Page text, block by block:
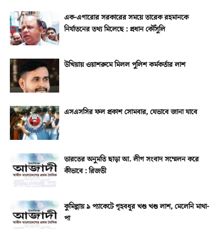
এক-এগারোর সরকারের সময়ে তারেক রহমানকে
নির্যাতনের তথ্য মিলেছে : প্রধান কৌঁসুলি
উখিয়ায় ওয়াশরুমে মিলল পুলিশ কর্মকর্তার লাশ
এসএসসির ফল প্রকাশ সোমবার, যেভাবে জানা যাবে
ভারতের অনুমতি ছাড়া আ. লীগ সংবাদ সম্মেলন করে
কীভাবে : রিজভী
কুমিল্লায় ৯ প্যাকেটে গৃহবধূর খণ্ড খণ্ড লাশ, মেলেনি মাথা-
পা